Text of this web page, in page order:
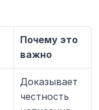
Почему это
важно
Доказывает
честность